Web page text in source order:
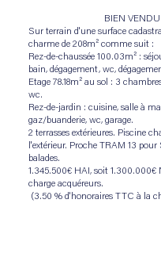
Sur terrain d'une surface
charme de 208m² comme suit :
Rez-de-chaussée 100.03m² :
bain, dégagement, wc,
Etage 78.18m² au sol : 3
wc.
Rez-de-jardin : cuisine, salle à
gaz/buanderie, wc, garage.
2 terrasses extérieures. Piscine
l'extérieur. Proche TRAM 13
balades.
1.345.500€ HAI, soit 1.300.000€
charge acquéreurs.